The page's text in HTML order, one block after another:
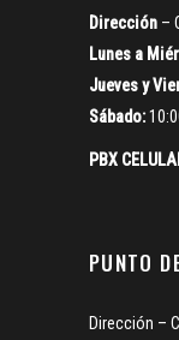
Dirección –
Lunes a
Jueves y
Sábado:
PBX
PUNTO
Dirección –